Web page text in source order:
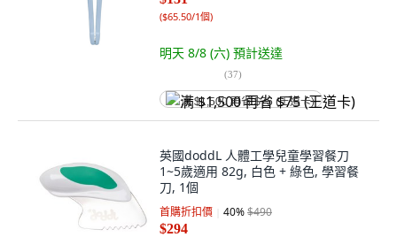
($65.50/1個)
明天 8/8 (六) 預計送達
(37)
满 $1,500 再省 $75 (王道卡)
英國doddL 人體工學兒童學習餐刀
1~5歲適用 82g, 白色 + 綠色, 學習餐
刀, 1個
首購折扣價 40%$490
$294